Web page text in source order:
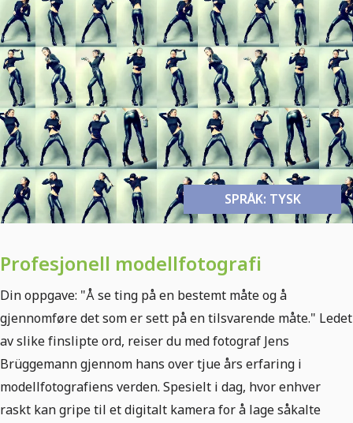
SPRÅK: TYSK
Profesjonell modellfotografi
Din oppgave: "Å se ting på en bestemt måte og å
gjennomføre det som er sett på en tilsvarende måte." Ledet
av slike finslipte ord, reiser du med fotograf Jens
Brüggemann gjennom hans over tjue års erfaring i
modellfotografiens verden. Spesielt i dag, hvor enhver
raskt kan gripe til et digitalt kamera for å lage såkalte